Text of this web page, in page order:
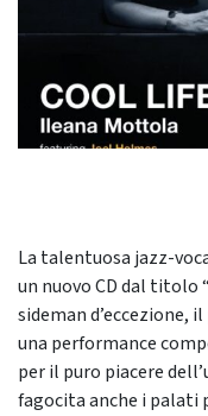
La talentuosa jazz-
un nuovo CD dal titolo
sideman d’eccezione,
una performance
per il puro piacere
fagocita anche i palati